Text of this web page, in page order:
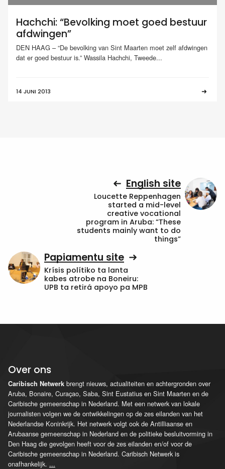
Hachchi: “Bevolking moet goed bestuur
afdwingen”
DEN HAAG – “De bevolking van Sint Maarten moet zelf afdwingen
dat er goed bestuur is.” Wassila Hachchi, Tweede...
14 JUNI 2013
English site
Loucette Reppenhagen
started a mid-level
creative vocational
program in Aruba: “These
students mainly want to do
things”
Papiamentu site
Krísis polítiko ta lanta
kabes atrobe na Boneiru:
UPB ta retirá apoyo pa MPB
Over ons
Caribisch Netwerk brengt nieuws, actualiteiten en achtergronden over
Aruba, Bonaire, Curaçao, Saba, Sint Eustatius en Sint Maarten en de
Caribische gemeenschap in Nederland. Met een netwerk van lokale
journalisten volgen we de ontwikkelingen op de zes eilanden van het
Nederlandse Koninkrijk. Het netwerk volgt ook de Antilliaanse en
Arubaanse gemeenschap in Nederland en de politieke besluitvorming in
Den Haag die gevolgen heeft voor de zes eilanden en/of voor de
Caribische gemeenschap in Nederland. Caribisch Netwerk is
onafhankelijk. ...